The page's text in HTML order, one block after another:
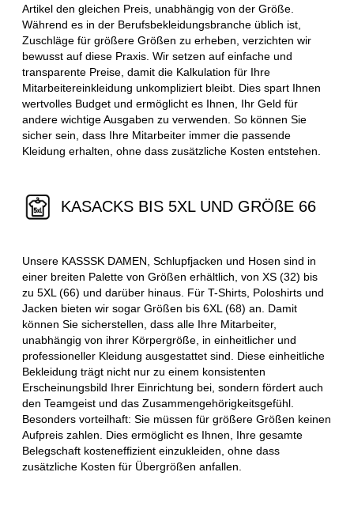
Artikel den gleichen Preis, unabhängig von der Größe.
Während es in der Berufsbekleidungsbranche üblich ist,
Zuschläge für größere Größen zu erheben, verzichten wir
bewusst auf diese Praxis. Wir setzen auf einfache und
transparente Preise, damit die Kalkulation für Ihre
Mitarbeitereinkleidung unkompliziert bleibt. Dies spart Ihnen
wertvolles Budget und ermöglicht es Ihnen, Ihr Geld für
andere wichtige Ausgaben zu verwenden. So können Sie
sicher sein, dass Ihre Mitarbeiter immer die passende
Kleidung erhalten, ohne dass zusätzliche Kosten entstehen.
KASACKS BIS 5XL UND GRÖßE 66
Unsere KASSSK DAMEN, Schlupfjacken und Hosen sind in
einer breiten Palette von Größen erhältlich, von XS (32) bis
zu 5XL (66) und darüber hinaus. Für T-Shirts, Poloshirts und
Jacken bieten wir sogar Größen bis 6XL (68) an. Damit
können Sie sicherstellen, dass alle Ihre Mitarbeiter,
unabhängig von ihrer Körpergröße, in einheitlicher und
professioneller Kleidung ausgestattet sind. Diese einheitliche
Bekleidung trägt nicht nur zu einem konsistenten
Erscheinungsbild Ihrer Einrichtung bei, sondern fördert auch
den Teamgeist und das Zusammengehörigkeitsgefühl.
Besonders vorteilhaft: Sie müssen für größere Größen keinen
Aufpreis zahlen. Dies ermöglicht es Ihnen, Ihre gesamte
Belegschaft kosteneffizient einzukleiden, ohne dass
zusätzliche Kosten für Übergrößen anfallen.